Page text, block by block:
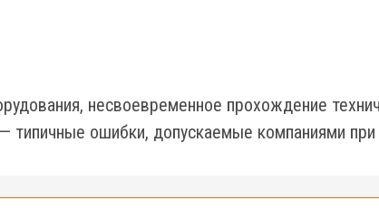
несвоевременное прохождение
ошибки, допускаемые компаниями при